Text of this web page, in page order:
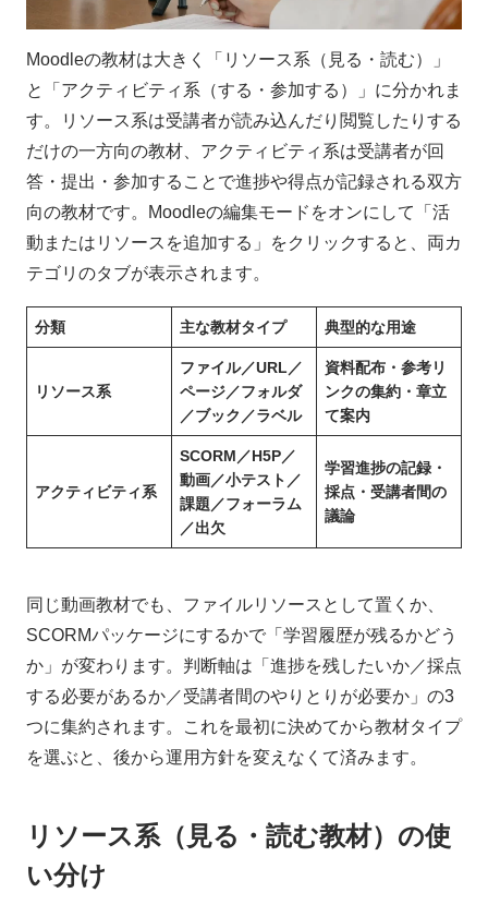
Moodleの教材は大きく「リソース系（見る・読む）」
と「アクティビティ系（する・参加する）」に分かれま
す。リソース系は受講者が読み込んだり閲覧したりする
だけの一方向の教材、アクティビティ系は受講者が回
答・提出・参加することで進捗や得点が記録される双方
向の教材です。Moodleの編集モードをオンにして「活
動またはリソースを追加する」をクリックすると、両カ
テゴリのタブが表示されます。
分類 主な教材タイプ 典型的な用途
リソース系
ファイル／URL／
ページ／フォルダ
／ブック／ラベル
資料配布・参考リ
ンクの集約・章立
て案内
アクティビティ系
SCORM／H5P／
動画／小テスト／
課題／フォーラム
／出欠
学習進捗の記録・
採点・受講者間の
議論
同じ動画教材でも、ファイルリソースとして置くか、
SCORMパッケージにするかで「学習履歴が残るかどう
か」が変わります。判断軸は「進捗を残したいか／採点
する必要があるか／受講者間のやりとりが必要か」の3
つに集約されます。これを最初に決めてから教材タイプ
を選ぶと、後から運用方針を変えなくて済みます。
リソース系（見る・読む教材）の使
い分け